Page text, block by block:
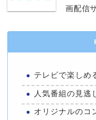
画配信
テレビで楽しめ
人気番組の見逃
オリジナルのコ